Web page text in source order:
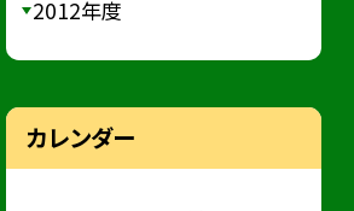
2012年度
カレンダー